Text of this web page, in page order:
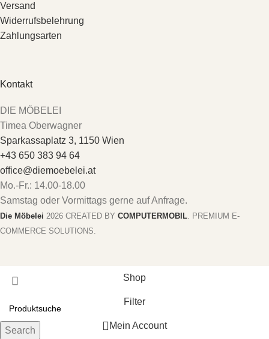
Versand
Widerrufsbelehrung
Zahlungsarten
Kontakt
DIE MÖBELEI
Timea Oberwagner
Sparkassaplatz 3, 1150 Wien
+43 650 383 94 64
office@diemoebelei.at
Mo.-Fr.: 14.00-18.00
Samstag oder Vormittags gerne auf Anfrage.
Die Möbelei 2026 CREATED BY COMPUTERMOBIL. PREMIUM E-
COMMERCE SOLUTIONS.
Search
Shop
Filter
Mein Account